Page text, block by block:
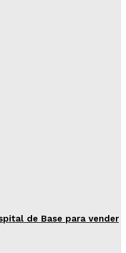
de Base para vender